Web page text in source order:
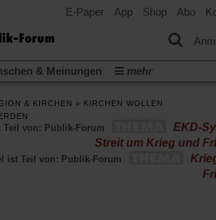
E-Paper App Shop Abo
& Meinungen
mehr
Rezensionen
Dossier Weisheitsletter
Spiritletter
Wir über uns
Die Erderwärmung
& KIRCHEN » KIRCHEN WOLLEN
Teil von: Publik-Forum
EKD-
Streit um Krieg und
ist Teil von: Publik-Forum